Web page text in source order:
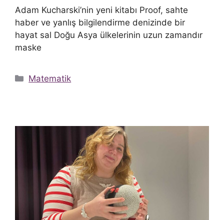
Adam Kucharski’nin yeni kitabı Proof, sahte
haber ve yanlış bilgilendirme denizinde bir
hayat sal Doğu Asya ülkelerinin uzun zamandır
maske
Kategoriler
Matematik